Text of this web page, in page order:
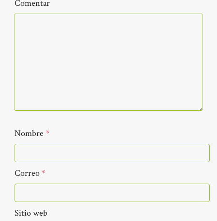
Comentar
Nombre *
Correo*
Sitio web